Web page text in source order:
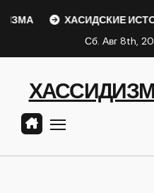
ХАСИДСКИЕ ИСТОРИИ
Сб. Авг 8th,